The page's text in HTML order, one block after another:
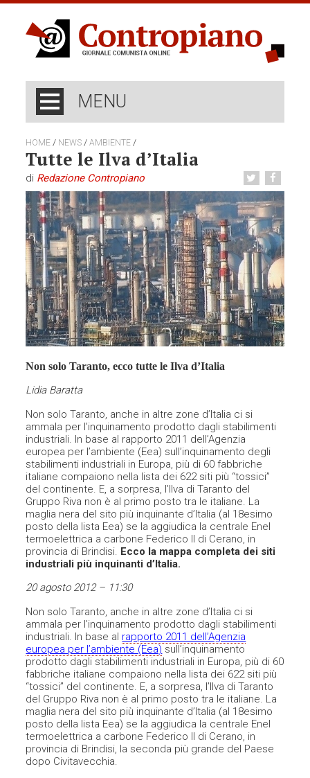
MENU
HOME / NEWS /AMBIENTE /
Tutte le Ilva d’Italia
di Redazione Contropiano
Non solo Taranto, ecco tutte le Ilva d’Italia
Lidia Baratta
Non solo Taranto, anche in altre zone d’Italia ci si
ammala per l’inquinamento prodotto dagli stabilimenti
industriali. In base al rapporto 2011 dell’Agenzia
europea per l’ambiente (Eea) sull’inquinamento degli
stabilimenti industriali in Europa, più di 60 fabbriche
italiane compaiono nella lista dei 622 siti più “tossici”
del continente. E, a sorpresa, l’Ilva di Taranto del
Gruppo Riva non è al primo posto tra le italiane. La
maglia nera del sito più inquinante d’Italia (al 18esimo
posto della lista Eea) se la aggiudica la centrale Enel
termoelettrica a carbone Federico II di Cerano, in
provincia di Brindisi. Ecco la mappa completa dei siti
industriali più inquinanti d’Italia.
20 agosto 2012 – 11:30
Non solo Taranto, anche in altre zone d’Italia ci si
ammala per l’inquinamento prodotto dagli stabilimenti
industriali. In base al rapporto 2011 dell’Agenzia
europea per l’ambiente (Eea) sull’inquinamento
prodotto dagli stabilimenti industriali in Europa, più di 60
fabbriche italiane compaiono nella lista dei 622 siti più
“tossici” del continente. E, a sorpresa, l’Ilva di Taranto
del Gruppo Riva non è al primo posto tra le italiane. La
maglia nera del sito più inquinante d’Italia (al 18esimo
posto della lista Eea) se la aggiudica la centrale Enel
termoelettrica a carbone Federico II di Cerano, in
provincia di Brindisi, la seconda più grande del Paese
dopo Civitavecchia.